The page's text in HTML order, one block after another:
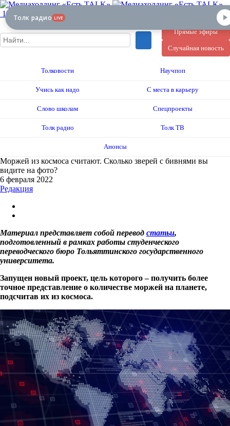
12+
Прямые эфиры
Случайная новость
Толковости Научпоп
Учись как надо С места в карьеру
Слово школам Спецпроекты
Толк радио Толк ТВ
Анонсы
Моржей из космоса считают. Сколько зверей с бивнями вы
видите на фото?
6 февраля 2022
Редакция
Материал представляет собой перевод статьи,
подготовленный в рамках работы студенческого
переводческого бюро Тольяттинского государственного
университета.
Запущен новый проект, цель которого – получить более
точное представление о количестве моржей на планете,
подсчитав их из космоса.
Толк радио LIVE